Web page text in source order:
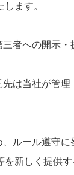
ます。
者への開示・
は当社が管理
ルール遵守に
を新しく提供